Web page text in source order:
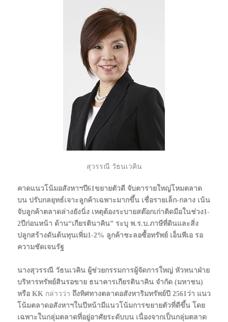
สุวรรณี วัธนเวคิน
คาดแนวโน้มอสังหาฯปี61ขยายตัวดี จับตารายใหญ่โหมตลาด
บน ปรับกลยุทธ์เจาะลูกค้าเฉพาะมากขึ้น เชื่อรายเล็ก-กลาง เน้น
จับลูกค้าตลาดล่างยังนิ่ง เหตุต้องระบายสต๊อกเก่าติดมือในช่วง1-
2ปีก่อนหน้า ด้าน“เกียรตินาคิน” ระบุ พ.ร.บ.ภาษีที่ดินและสิ่ง
ปลูกสร้างดันต้นทุนเพิ่ม1-2% ลูกค้าชะลอซื้อทรัพย์ เอ็นพีเอ รอ
ความชัดเจนรัฐ
นางสุวรรณี วัธนเวคิน ผู้ช่วยกรรมการผู้จัดการใหญ่ หัวหนาฝ่าย
บริหารทรัพย์สินรอขาย ธนาคารเกียรตินาคิน จำกัด (มหาชน)
หรือ KK กล่าวว่า ถึงทิศทางตลาดอสังหาริมทรัพย์ปี 2561ว่า แนว
โน้มตลาดอสังหาฯในปีหน้ามีแนวโน้มการขยายตัวที่ดีขึ้น โดย
เฉพาะในกลุ่มตลาดที่อยู่อาศัยระดับบน เนื่องจากเป็นกลุ่มตลาด